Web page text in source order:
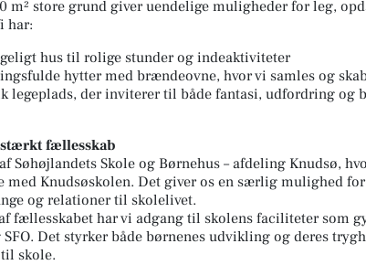
m² store grund giver uendelige muligheder for leg,
har:
hus til rolige stunder og indeaktiviteter
hytter med brændeovne, hvor vi samles og
legeplads, der inviterer til både fantasi, udfordring og
stærkt fællesskab
Søhøjlandets Skole og Børnehus – afdeling Knudsø,
med Knudsøskolen. Det giver os en særlig mulighed for
og relationer til skolelivet.
fællesskabet har vi adgang til skolens faciliteter som
Det styrker både børnenes udvikling og deres
skole.
Byskov
WEEKENDSTEG 😋🍖 På
kan du få vores lækre dansk
- nok til 5-6 personer.
opslaget
home
🌿 Eksklusiv
Emborgvej 42A,
med enestående
Åbn opslaget